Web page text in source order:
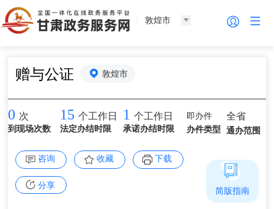
敦煌市
赠与公证 敦煌市
0 次
到现场次数
15 个工作日
法定办结时限
1 个工作日
承诺办结时限
即办件
办件类型
全省
通办范围
咨询 收藏 下载
分享 简版指南